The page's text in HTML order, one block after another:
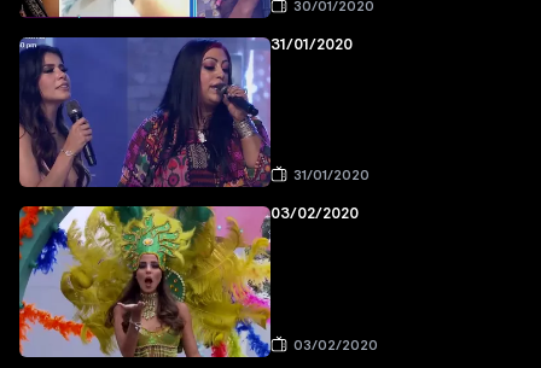
30/01/2020
31/01/2020
31/01/2020
03/02/2020
03/02/2020